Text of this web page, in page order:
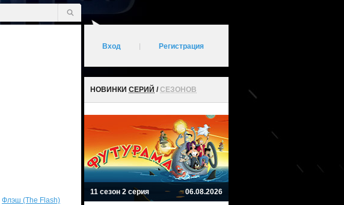
Флэш (The Flash)
Вход Регистрация
НОВИНКИ СЕРИЙ /СЕЗОНОВ
11 сезон 2 серия 06.08.2026